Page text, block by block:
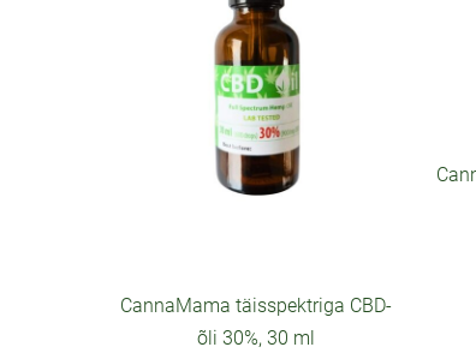
CannaMama täisspektriga CBD-
õli 30%, 30 ml